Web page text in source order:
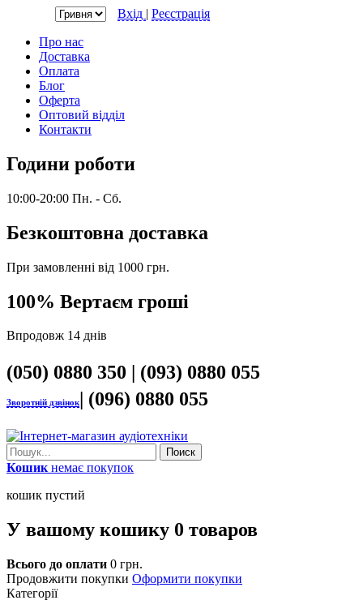
Вхід | Реєстрація
Про нас
Доставка
Оплата
Блог
Оферта
Оптовий відділ
Контакти
Години роботи
10:00-20:00 Пн. - Сб.
Безкоштовна доставка
При замовленні від 1000 грн.
100% Вертаєм гроші
Впродовж 14 днів
(050) 0880 350 | (093) 0880 055
Зворотній дзвінок| (096) 0880 055
Поиск
Кошик немає покупок
кошик пустий
У вашому кошику 0 товаров
Всього до оплати 0 грн.
Продовжити покупки Оформити покупки
Категорії